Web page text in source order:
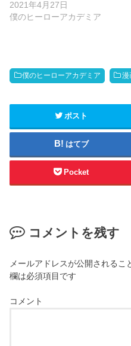
2021年4月27日
僕のヒーローアカデミア
僕のヒーローアカデミア 漫
ポスト
はてブ
Pocket
コメントを残す
メールアドレスが公開されるこ
欄は必須項目です
コメント